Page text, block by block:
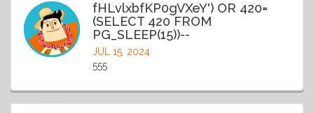
fHLvlxbfKP0gVXeY') OR 420=
(SELECT 420 FROM
PG_SLEEP(15))--
JUL 15, 2024
555